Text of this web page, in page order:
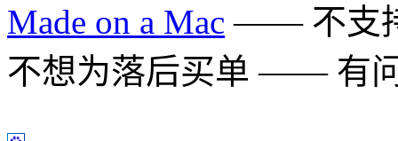
Made on a Mac —— 不支
不想为落后买单 —— 有